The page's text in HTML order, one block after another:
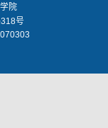
院
号